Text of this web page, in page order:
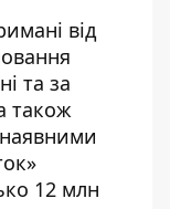
від
та за
також
12 млн